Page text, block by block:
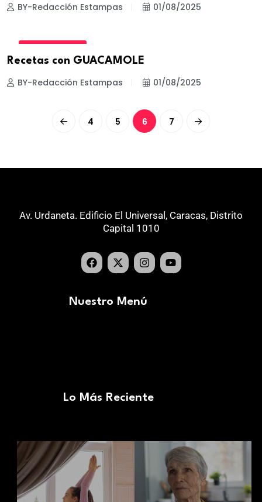
BY-Redacción Estampas 01/08/2025
Recetas con GUACAMOLE
BY-Redacción Estampas 01/08/2025
4 5 6 7
Av. Urdaneta. Edificio El Universal, Caracas, Distrito
Capital 1010
Nuestro Menú
Lo Más Reciente